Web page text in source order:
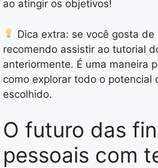
ao atingir os objetivos!
Dica extra: se você gosta
recomendo assistir ao tutorial
anteriormente. É uma maneira
como explorar todo o potencial
escolhido.
O futuro das
pessoais com